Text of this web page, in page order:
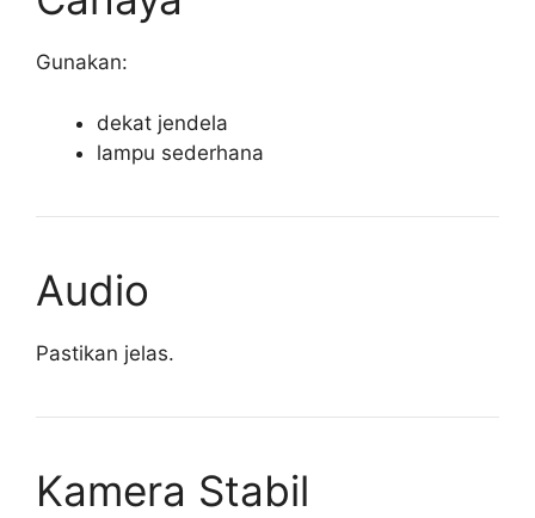
Gunakan:
dekat jendela
lampu sederhana
Audio
Pastikan jelas.
Kamera Stabil